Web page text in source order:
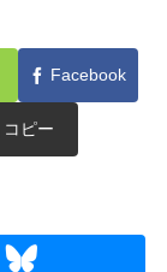
Facebook
コピー